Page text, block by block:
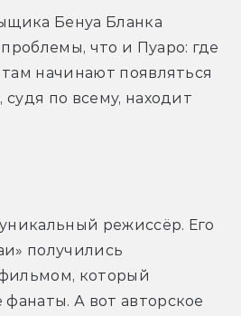
Бенуа Бланка
что и Пуаро: где
начинают появляться
по всему, находит
режиссёр. Его
получились
который
А вот авторское